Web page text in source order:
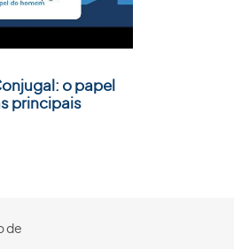
o papel
principais
de